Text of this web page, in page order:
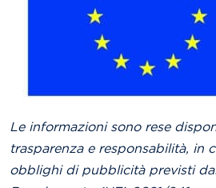
Le informazioni sono rese
trasparenza e responsabilità, in
obblighi di pubblicità previsti